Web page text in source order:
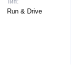
Тип:
Run & Drive